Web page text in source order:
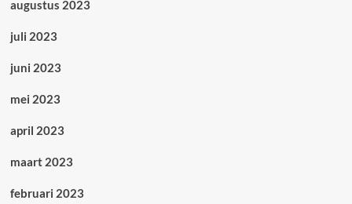
augustus 2023
juli 2023
juni 2023
mei 2023
april 2023
maart 2023
februari 2023